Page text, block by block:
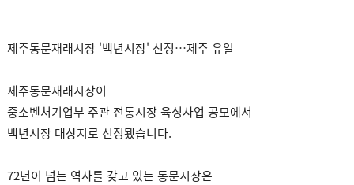
제주동문재래시장 '백년시장' 선정…제주 유일
제주동문재래시장이
중소벤처기업부 주관 전통시장 육성사업 공모에서
백년시장 대상지로 선정됐습니다.
72년이 넘는 역사를 갖고 있는 동문시장은